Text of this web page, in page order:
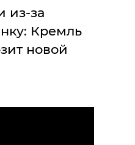
из-за
Кремль
новой